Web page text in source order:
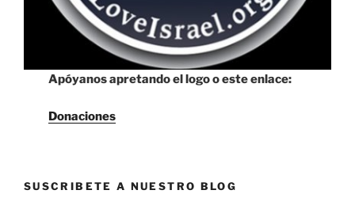
Apóyanos apretando el logo o este enlace:
Donaciones
SUSCRIBETE A NUESTRO BLOG